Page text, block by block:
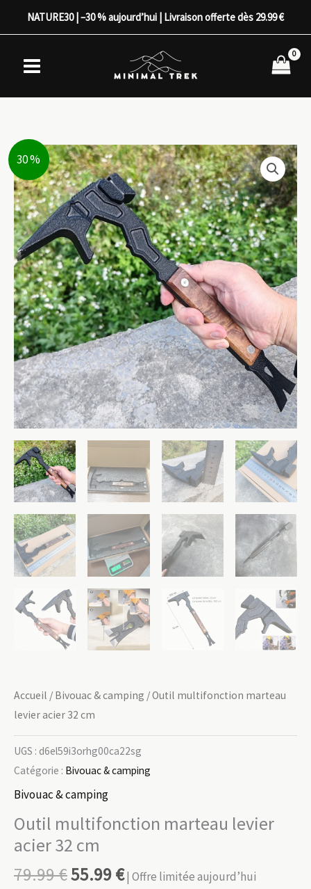
NATURE30 | –30 % aujourd’hui | Livraison offerte dès 29.99 €
30 %
Accueil / Bivouac & camping / Outil multifonction marteau
levier acier 32 cm
UGS : d6el59i3orhg00ca22sg
Catégorie : Bivouac & camping
Bivouac & camping
Outil multifonction marteau levier
acier 32 cm
79.99€55.99€| Offre limitée aujourd’hui